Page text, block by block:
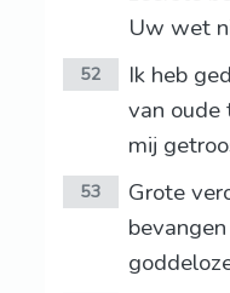
Uw wet
52
Ik heb
van oude
mij
53
Grote